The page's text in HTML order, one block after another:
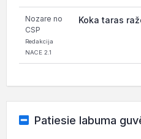
Nozare no
CSP
Redakcija
NACE 2.1
Koka taras
Patiesie labuma